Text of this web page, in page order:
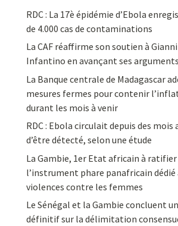
RDC : La 17è épidémie d’Ebola
de 4.000 cas de contaminations
La CAF réaffirme son soutien à Gianni
Infantino en avançant ses arguments
La Banque centrale de Madagascar
mesures fermes pour contenir
durant les mois à venir
RDC : Ebola circulait depuis des mois
d’être détecté, selon une étude
La Gambie, 1er Etat africain à ratifier
l’instrument phare panafricain dédié
violences contre les femmes
Le Sénégal et la Gambie concluent
définitif sur la délimitation